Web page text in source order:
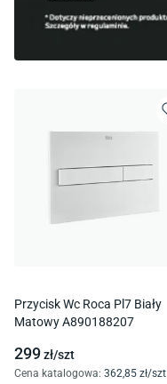
Przycisk Wc Roca Pl7 Biały
Matowy A890188207
299zł/szt
Cena katalogowa: 362 ,85 zł/szt